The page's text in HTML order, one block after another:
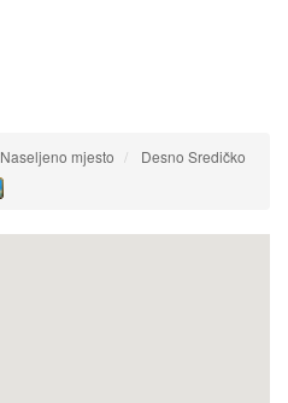
Naseljeno mjesto
Desno Sredičko